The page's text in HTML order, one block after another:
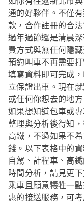
通的好夥伴。不僅
款，合作註冊的合
過年過節還是清晨
費方式與無任何隱
預約叫車不再需要
填寫資料即可完成
立保證出車。現在
或任何你想去的地
如果想知道包車或
整理與分析後得知
高鐵，不過如果不
錢。以下表格中的
自駕、計程車、高
時間分析，請見更
乘車且願意犧牲一
惠的接送服務，可